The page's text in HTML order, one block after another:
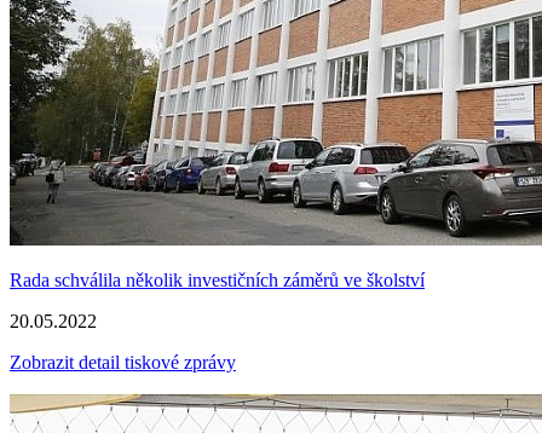
Rada schválila několik investičních záměrů ve školství
20.05.2022
Zobrazit detail tiskové zprávy